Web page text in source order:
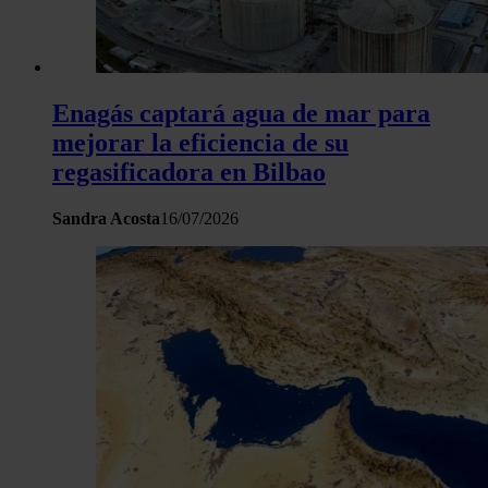
Enagás captará agua de mar para
mejorar la eficiencia de su
regasificadora en Bilbao
Sandra Acosta16/07/2026